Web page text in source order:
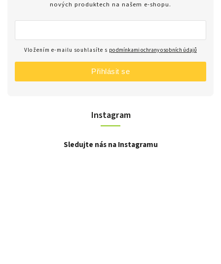
Instagram
Sledujte nás na Instagramu
nových produktech na našem e-shopu.
Vložením e-mailu souhlasíte s podmínkami ochrany osobních údajů
Přihlásit se